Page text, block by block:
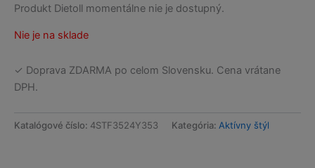
Produkt Dietoll momentálne nie je dostupný.
Nie je na sklade
✓ Doprava ZDARMA po celom Slovensku. Cena vrátane
DPH.
Katalógové číslo: 4STF3524Y353 Kategória: Aktívny štýl